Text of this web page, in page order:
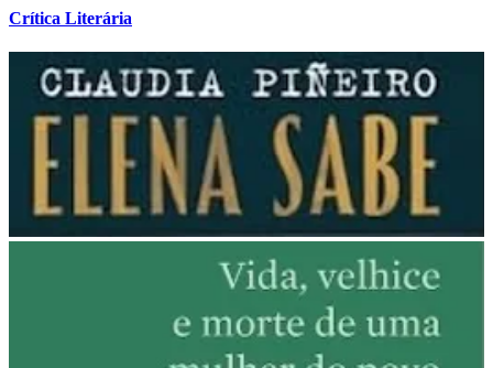
Crítica Literária